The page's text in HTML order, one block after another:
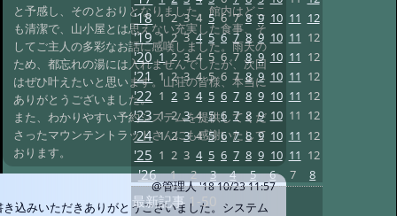
と予感し、そのとおりとなりました。館内はどこ
も清潔で、山小屋とは思えない充実した食事、そ
してご主人の多彩なお話に感嘆しました。雨天の
ため、都忘れの湯には入れませんでしたが、次回
はぜひ叶えたいと思います。山荘の皆様、本当に
ありがとうございました。
また、わかりやすい予約システムを提供してくだ
さったマウンテントラッドさんにも感謝いたして
おります。
@管理人'18 10/23 11:57
き込みいただきありがとうございました。システム
'18 1 2 3 4 5 6 7 8 9 10 11 12
'19 1 2 3 4 5 6 7 8 9 10 11 12
'20 1 2 3 4 5 6 7 8 9 10 11 12
'21 1 2 3 4 5 6 7 8 9 10 11 12
'22 1 2 3 4 5 6 7 8 9 10 11 12
'23 1 2 3 4 5 6 7 8 9 10 11 12
'24 1 2 3 4 5 6 7 8 9 10 11 12
'25 1 2 3 4 5 6 7 8 9 10 11 12
'26 1 2 3 4 5 6 7 8
最新記事 1-50